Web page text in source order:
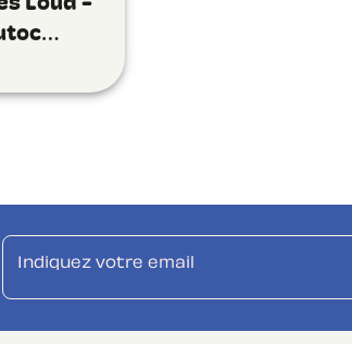
Indiquez votre email